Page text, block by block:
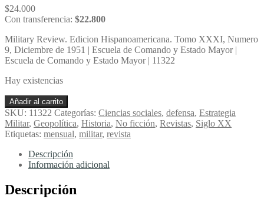
$24.000
Con transferencia: $22.800
Military Review. Edicion Hispanoamericana. Tomo XXXI, Numero
9, Diciembre de 1951 | Escuela de Comando y Estado Mayor |
Escuela de Comando y Estado Mayor | 11322
Hay existencias
Military
Review.
Edicion
Hispanoamericana.
Tomo
XXXI,
Numero
Diciembre
de
Añadir al carrito
SKU: 11322 Categorías: Ciencias sociales, defensa, Estrategia
Militar, Geopolítica, Historia, No ficción, Revistas, Siglo XX
Etiquetas: mensual, militar, revista
Descripción
Información adicional
Descripción